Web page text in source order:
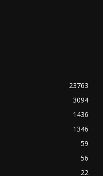
23763
3094
1436
1346
59
56
22